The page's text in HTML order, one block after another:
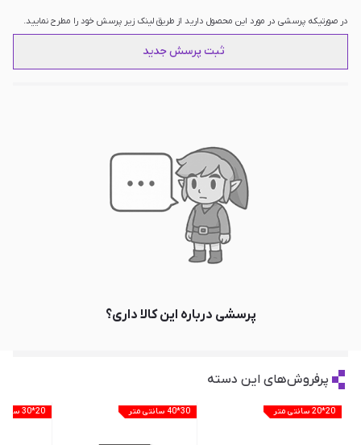
در صورتیکه پرسشی در مورد این محصول دارید از طریق لینک زیر پرسش خود را مطرح نمایید.
ثبت پرسش جدید
پرسشی درباره این کالا داری؟
پرفروش‌های این دسته
20*20 سانتی متر 30*40 سانتی متر 20*30 سانتی متر